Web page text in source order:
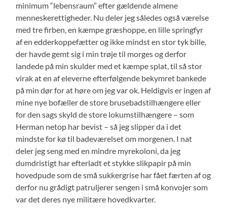
minimum “lebensraum” efter gældende almene
menneskerettigheder. Nu deler jeg således også værelse
med tre firben, en kæmpe græshoppe, en lille springfyr
af en edderkoppefætter og ikke mindst en stor tyk bille,
der havde gemt sig i min trøje til morges og derfor
landede på min skulder med et kæmpe splat, til så stor
virak at en af eleverne efterfølgende bekymret bankede
på min dør for at høre om jeg var ok. Heldigvis er ingen af
mine nye bofæller de store brusebadstilhængere eller
for den sags skyld de store lokumstilhængere – som
Herman netop har bevist – så jeg slipper da i det
mindste for kø til badeværelset om morgenen. I nat
deler jeg seng med en mindre myrekoloni, da jeg
dumdristigt har efterladt et stykke slikpapir på min
hovedpude som de små sukkergrise har fået færten af og
derfor nu grådigt patruljerer sengen i små konvojer som
var det deres nye militære hovedkvarter.